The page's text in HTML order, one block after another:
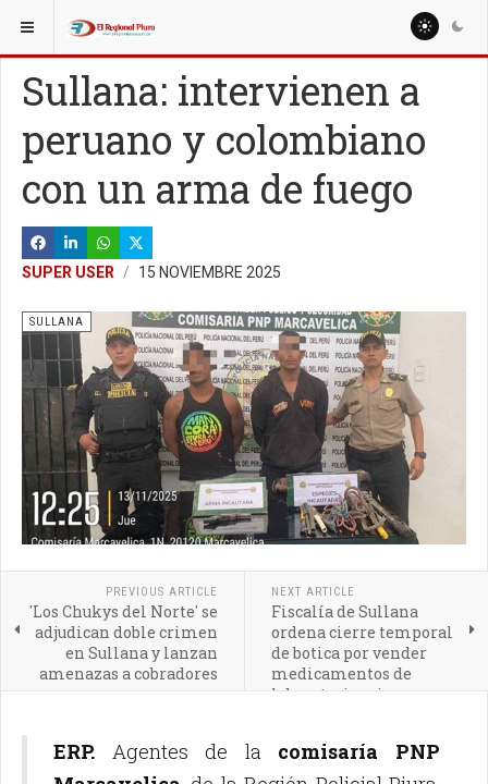
ESTÁ AQUÍ: LOCALES
Sullana: intervienen a
peruano y colombiano
con un arma de fuego
SUPER USER 15 NOVIEMBRE 2025
SULLANA
PREVIOUS ARTICLE
'Los Chukys del Norte' se
adjudican doble crimen
en Sullana y lanzan
amenazas a cobradores
NEXT ARTICLE
Fiscalía de Sullana
ordena cierre temporal
de botica por vender
medicamentos de
laboratorios sin
ERP. Agentes de la comisaría PNP